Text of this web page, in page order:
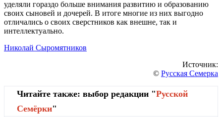
уделяли гораздо больше внимания развитию и образованию
своих сыновей и дочерей. В итоге многие из них выгодно
отличались о своих сверстников как внешне, так и
интеллектуально.
Николай Сыромятников
Источник:
© Русская Семерка
Читайте также: выбор редакции "Русской
Cемёрки"